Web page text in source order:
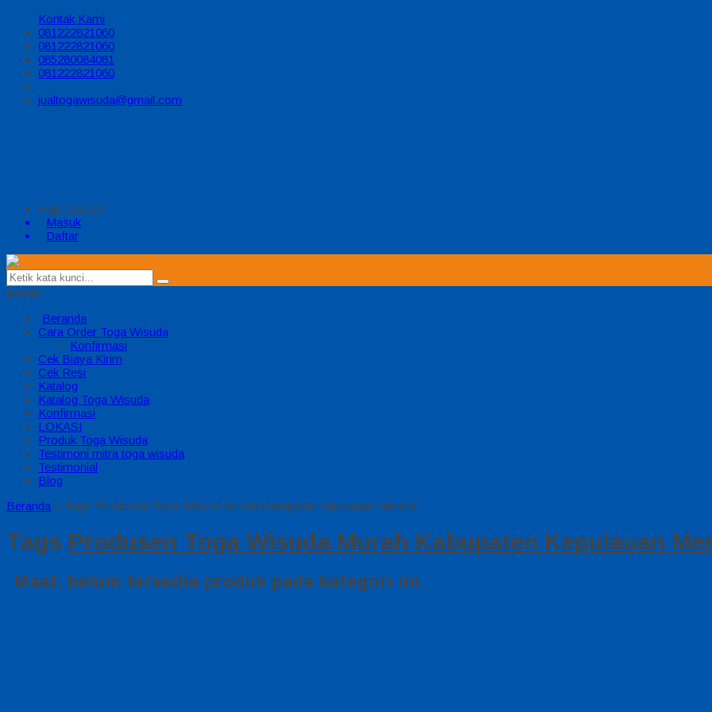
Kontak Kami
081222821060
081222821060
085280084081
081222821060
jualtogawisuda@gmail.com
Halo, Guest!
Masuk
Daftar
MENU
Beranda
Cara Order Toga Wisuda
Konfirmasi
Cek Biaya Kirim
Cek Resi
Katalog
Katalog Toga Wisuda
Konfirmasi
LOKASI
Produk Toga Wisuda
Testimoni mitra toga wisuda
Testimonial
Blog
Beranda » Tags "Produsen Toga Wisuda Murah Kabupaten Kepulauan Meranti"
Tags Produsen Toga Wisuda Murah Kabupaten Kepulauan
Maaf, belum tersedia produk pada kategori ini.